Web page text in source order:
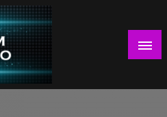
drugo IME!